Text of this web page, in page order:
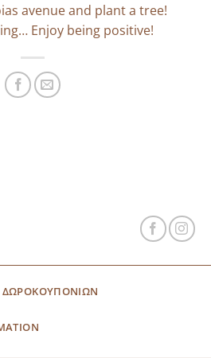
avenue and plant a tree!
Enjoy being positive!
ΔΩΡΟΚΟΥΠΟΝΙΩΝ